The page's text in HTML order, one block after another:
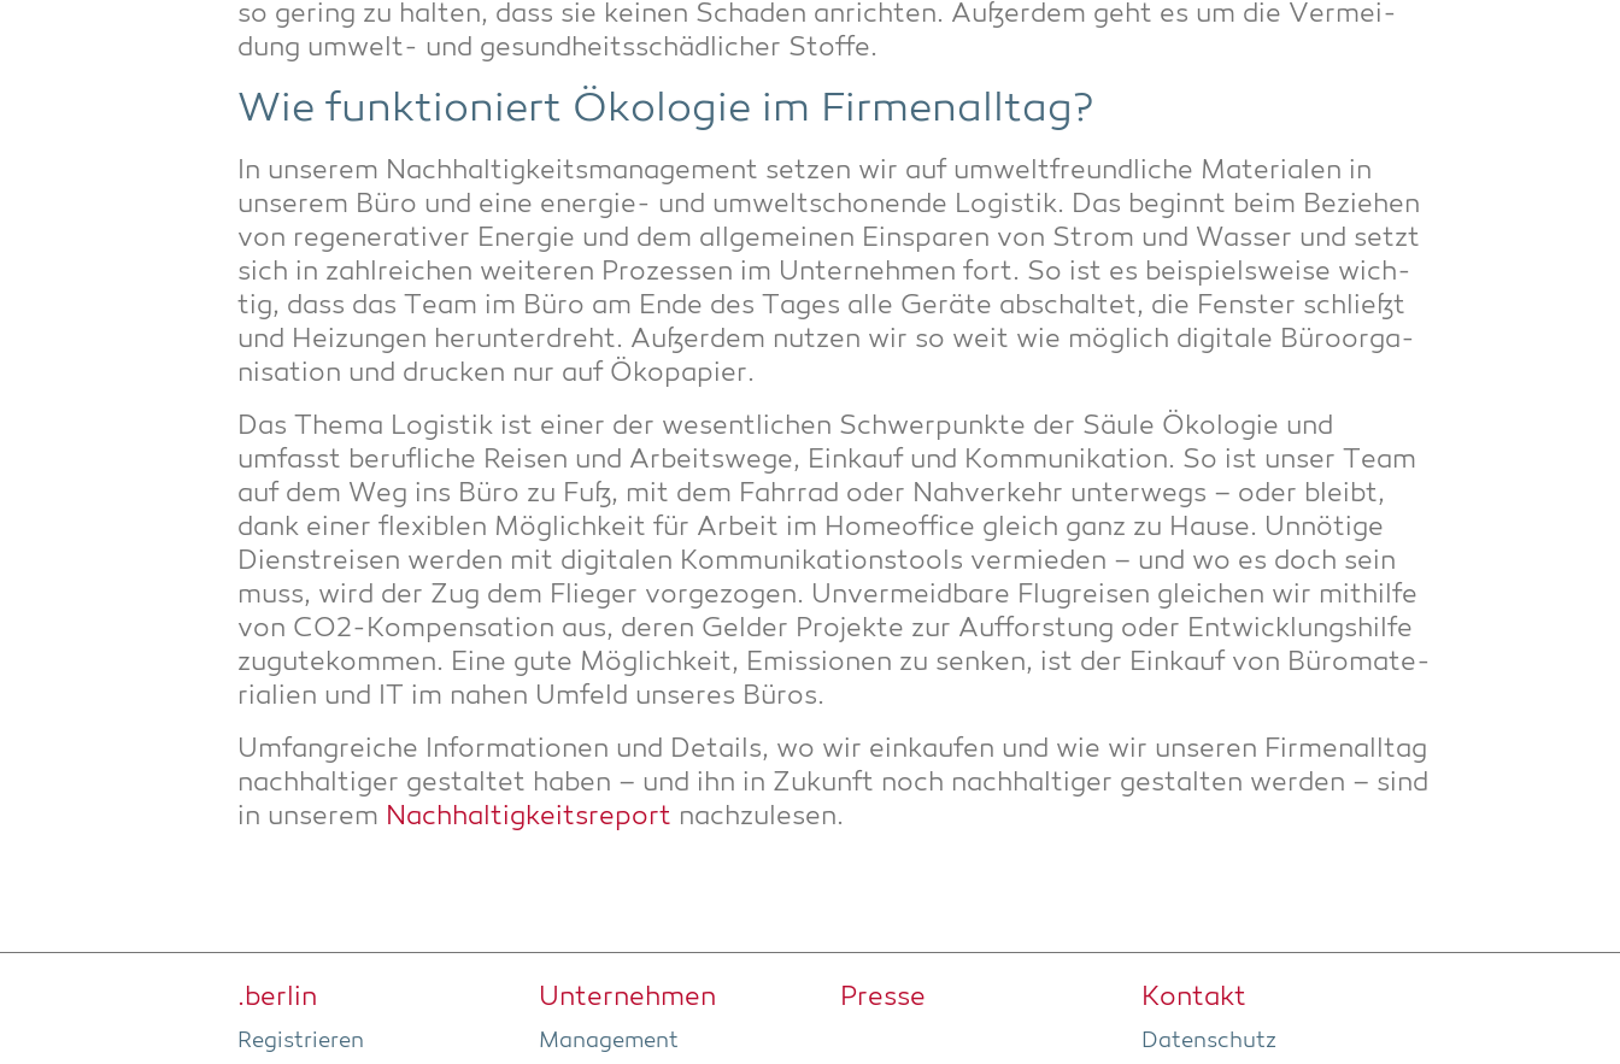
so gering zu hal­ten, dass sie kei­nen Scha­den anrich­ten. Außer­dem geht es um die Ver­mei­
dung umwelt- und gesund­heits­schäd­li­cher Stoffe.
Wie funk­tio­niert Öko­lo­gie im Firmenalltag?
In unse­rem Nach­hal­tig­keits­ma­nage­ment set­zen wir auf umwelt­freund­li­che Mate­ria­len in
unse­rem Büro und eine ener­gie- und umwelt­scho­nen­de Logis­tik. Das beginnt beim Bezie­hen
von rege­ne­ra­ti­ver Ener­gie und dem all­ge­mei­nen Ein­spa­ren von Strom und Was­ser und setzt
sich in zahl­rei­chen wei­te­ren Pro­zes­sen im Unter­neh­men fort. So ist es bei­spiels­wei­se wich­
tig, dass das Team im Büro am Ende des Tages alle Gerä­te abschal­tet, die Fens­ter schließt
und Hei­zun­gen her­un­ter­dreht. Außer­dem nut­zen wir so weit wie mög­lich digi­ta­le Büro­or­ga­
ni­sa­ti­on und dru­cken nur auf Ökopapier.
Das The­ma Logis­tik ist einer der wesent­li­chen Schwer­punk­te der Säu­le Öko­lo­gie und
umfasst beruf­li­che Rei­sen und Arbeits­we­ge, Ein­kauf und Kom­mu­ni­ka­ti­on. So ist unser Team
auf dem Weg ins Büro zu Fuß, mit dem Fahr­rad oder Nah­ver­kehr unter­wegs – oder bleibt,
dank einer fle­xi­blen Mög­lich­keit für Arbeit im Home­of­fice gleich ganz zu Hau­se. Unnö­ti­ge
Dienst­rei­sen wer­den mit digi­ta­len Kom­mu­ni­ka­ti­ons­tools ver­mie­den – und wo es doch sein
muss, wird der Zug dem Flie­ger vor­ge­zo­gen. Unver­meid­ba­re Flug­rei­sen glei­chen wir mit­hil­fe
von CO2-Kom­pen­sa­ti­on aus, deren Gel­der Pro­jek­te zur Auf­fors­tung oder Ent­wick­lungs­hil­fe
zugu­te­kom­men. Eine gute Mög­lich­keit, Emis­sio­nen zu sen­ken, ist der Ein­kauf von Büro­ma­te­
ria­li­en und IT im nahen Umfeld unse­res Büros.
Umfang­rei­che Infor­ma­tio­nen und Details, wo wir ein­kau­fen und wie wir unse­ren Fir­men­all­tag
nach­hal­ti­ger gestal­tet haben – und ihn in Zukunft noch nach­hal­ti­ger gestal­ten wer­den – sind
in unse­rem Nach­hal­tig­keits­re­port nachzulesen.
.ber­lin
Regis­trie­ren
Unter­neh­men
Manage­ment
Pres­se Kon­takt
Daten­schutz